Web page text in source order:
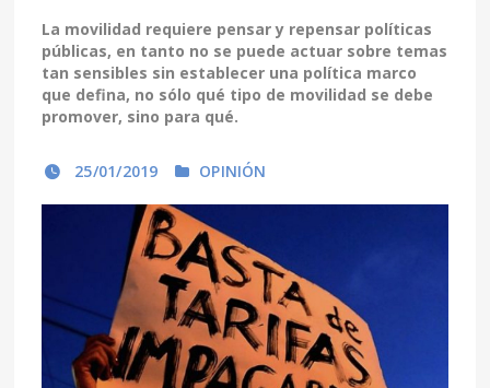
La movilidad requiere pensar y repensar políticas
públicas, en tanto no se puede actuar sobre temas
tan sensibles sin establecer una política marco
que defina, no sólo qué tipo de movilidad se debe
promover, sino para qué.
25/01/2019 OPINIÓN